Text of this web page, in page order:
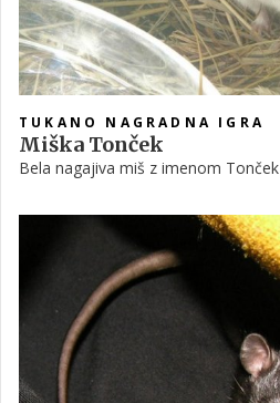
TUKANO NAGRADNA IGRA
Miška Tonček
Bela nagajiva miš z imenom Tonček